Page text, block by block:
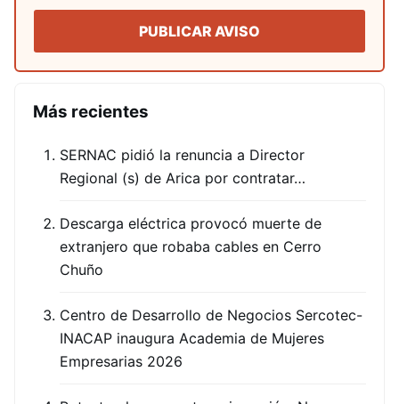
PUBLICAR AVISO
Más recientes
SERNAC pidió la renuncia a Director
Regional (s) de Arica por contratar…
Descarga eléctrica provocó muerte de
extranjero que robaba cables en Cerro
Chuño
Centro de Desarrollo de Negocios Sercotec-
INACAP inaugura Academia de Mujeres
Empresarias 2026